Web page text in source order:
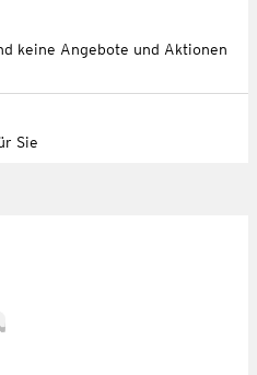
keine Angebote und Aktionen
Sie